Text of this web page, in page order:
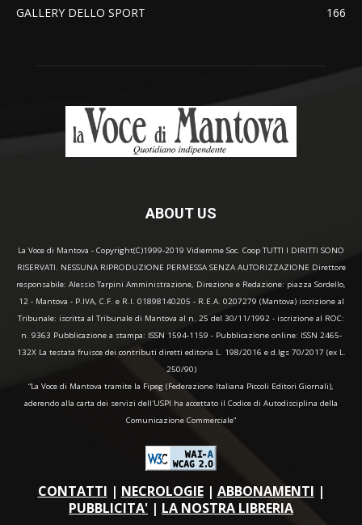
GALLERY DELLO SPORT
166
ABOUT US
La Voce di Mantova - Copyright(C)1999-2019 Vidiemme Soc. Coop TUTTI I DIRITTI SONO
RISERVATI. NESSUNA RIPRODUZIONE PERMESSA SENZA AUTORIZZAZIONE Direttore
responsabile: Alessio Tarpini Amministrazione, Direzione e Redazione: piazza Sordello,
12 - Mantova - P.IVA, C.F. e R.I. 01898140205 - R.E.A. 0207279 (Mantova) iscrizione al
Tribunale: iscritta al Tribunale di Mantova al n. 25 del 30/11/1992 - iscrizione al ROC:
n. 9363 Pubblicazione a stampa: ISSN 1594-1159 - Pubblicazione online: ISSN 2465-
132X La testata fruisce dei contributi diretti editoria L. 198/2016 e d.lgs 70/2017 (ex L.
250/90)
“La Voce di Mantova tramite la Fipeg (Federazione Italiana Piccoli Editori Giornali),
aderendo alla carta dei servizi dell'USPI ha accettato il Codice di Autodisciplina della
Comunicazione Commerciale"
CONTATTI | NECROLOGIE| ABBONAMENTI |
PUBBLICITA' | LA NOSTRA LIBRERIA